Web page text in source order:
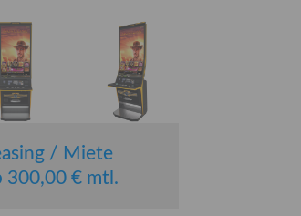
/ Miete
300,00 € mtl.